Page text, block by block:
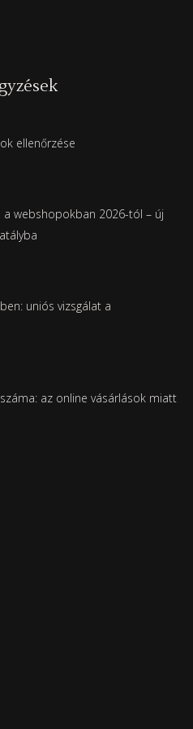
ellenőrzése
webshopokban 2026-tól – új
uniós vizsgálat a
az online vásárlások miatt